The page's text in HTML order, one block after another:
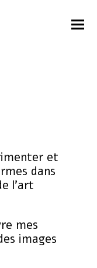
et
dans
l’art
mes
images